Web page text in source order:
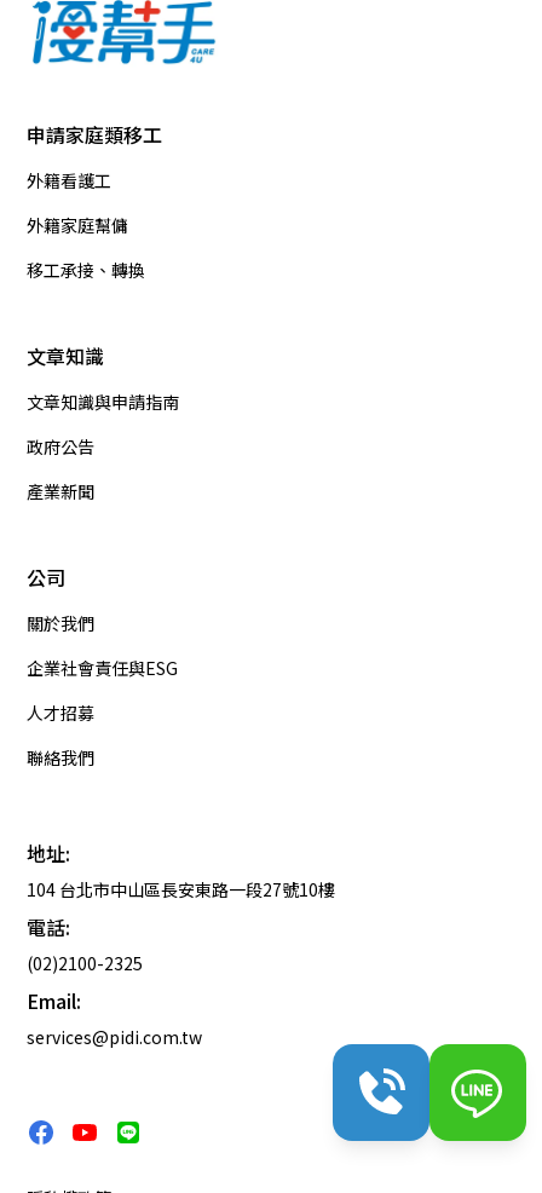
申請家庭類移工
外籍看護工
外籍家庭幫傭
移工承接、轉換
文章知識
文章知識與申請指南
政府公告
產業新聞
公司
關於我們
企業社會責任與ESG
人才招募
聯絡我們
地址:
104 台北市中山區長安東路一段27號10樓
電話:
(02)2100-2325
Email:
services@pidi.com.tw